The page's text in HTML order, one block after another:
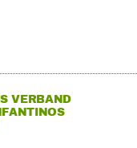
VERBAND